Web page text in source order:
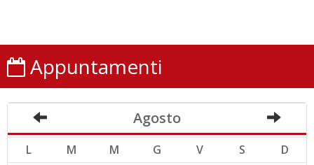
Appuntamenti
Agosto
L M M G V S
D